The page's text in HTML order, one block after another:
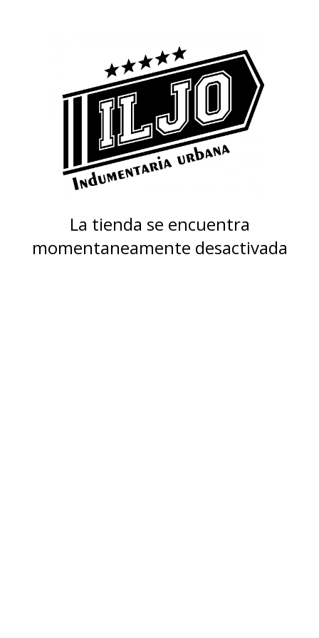
La tienda se encuentra
momentaneamente desactivada